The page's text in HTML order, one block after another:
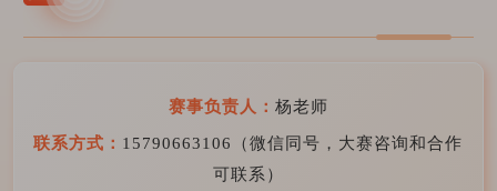
赛事负责人： 杨老师
联系方式： 15790663106（微信同号，大赛咨询和合作
可联系）